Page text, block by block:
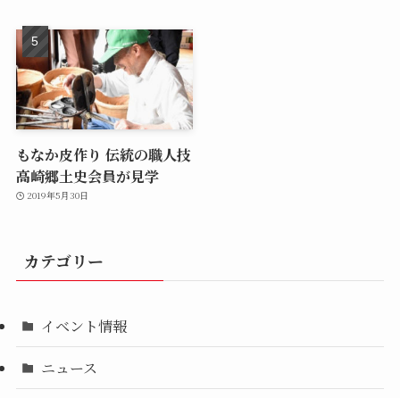
もなか皮作り 伝統の職人技
高崎郷土史会員が見学
2019年5月30日
カテゴリー
イベント情報
ニュース